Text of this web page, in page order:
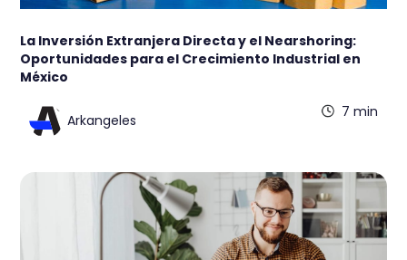
La Inversión Extranjera Directa y el Nearshoring:
Oportunidades para el Crecimiento Industrial en
México
Arkangeles
7 min